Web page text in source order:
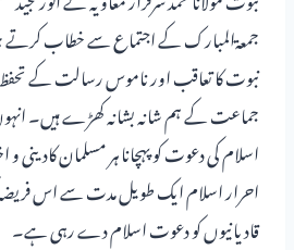
جمعۃالمبارک کے اجتماع سے خطاب کرتے
نبوت کا تعاقب اور ناموس رسالت کے تحفظ
جماعت کے ہم شانہ بشانہ کھڑے ہیں۔
اسلام کی دعوت کو پہچانا ہر مسلمان
احرار اسلام ایک طویل مدت سے اس
قادیانیوں کو دعوت اسلام دے رہی ہے۔